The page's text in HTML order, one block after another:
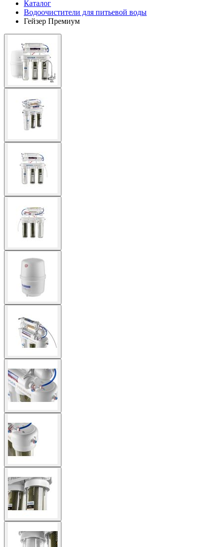
Каталог
Водоочистители для питьевой воды
Гейзер Премиум